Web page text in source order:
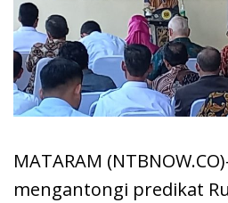
MATARAM
mengantongi predikat